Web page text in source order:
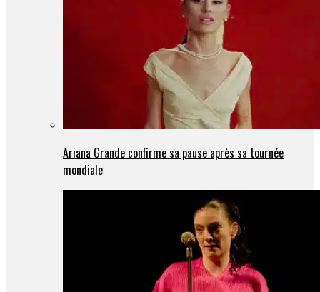
Ariana Grande confirme sa pause après sa tournée
mondiale